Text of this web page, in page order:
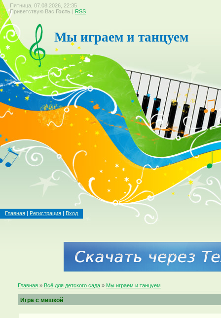
Пятница, 07.08.2026, 22:35
Приветствую Вас Гость | RSS
Мы играем и танцуем
Главная | Регистрация | Вход
Главная » Всё для детского сада » Мы играем и танцуем
Игра с мишкой